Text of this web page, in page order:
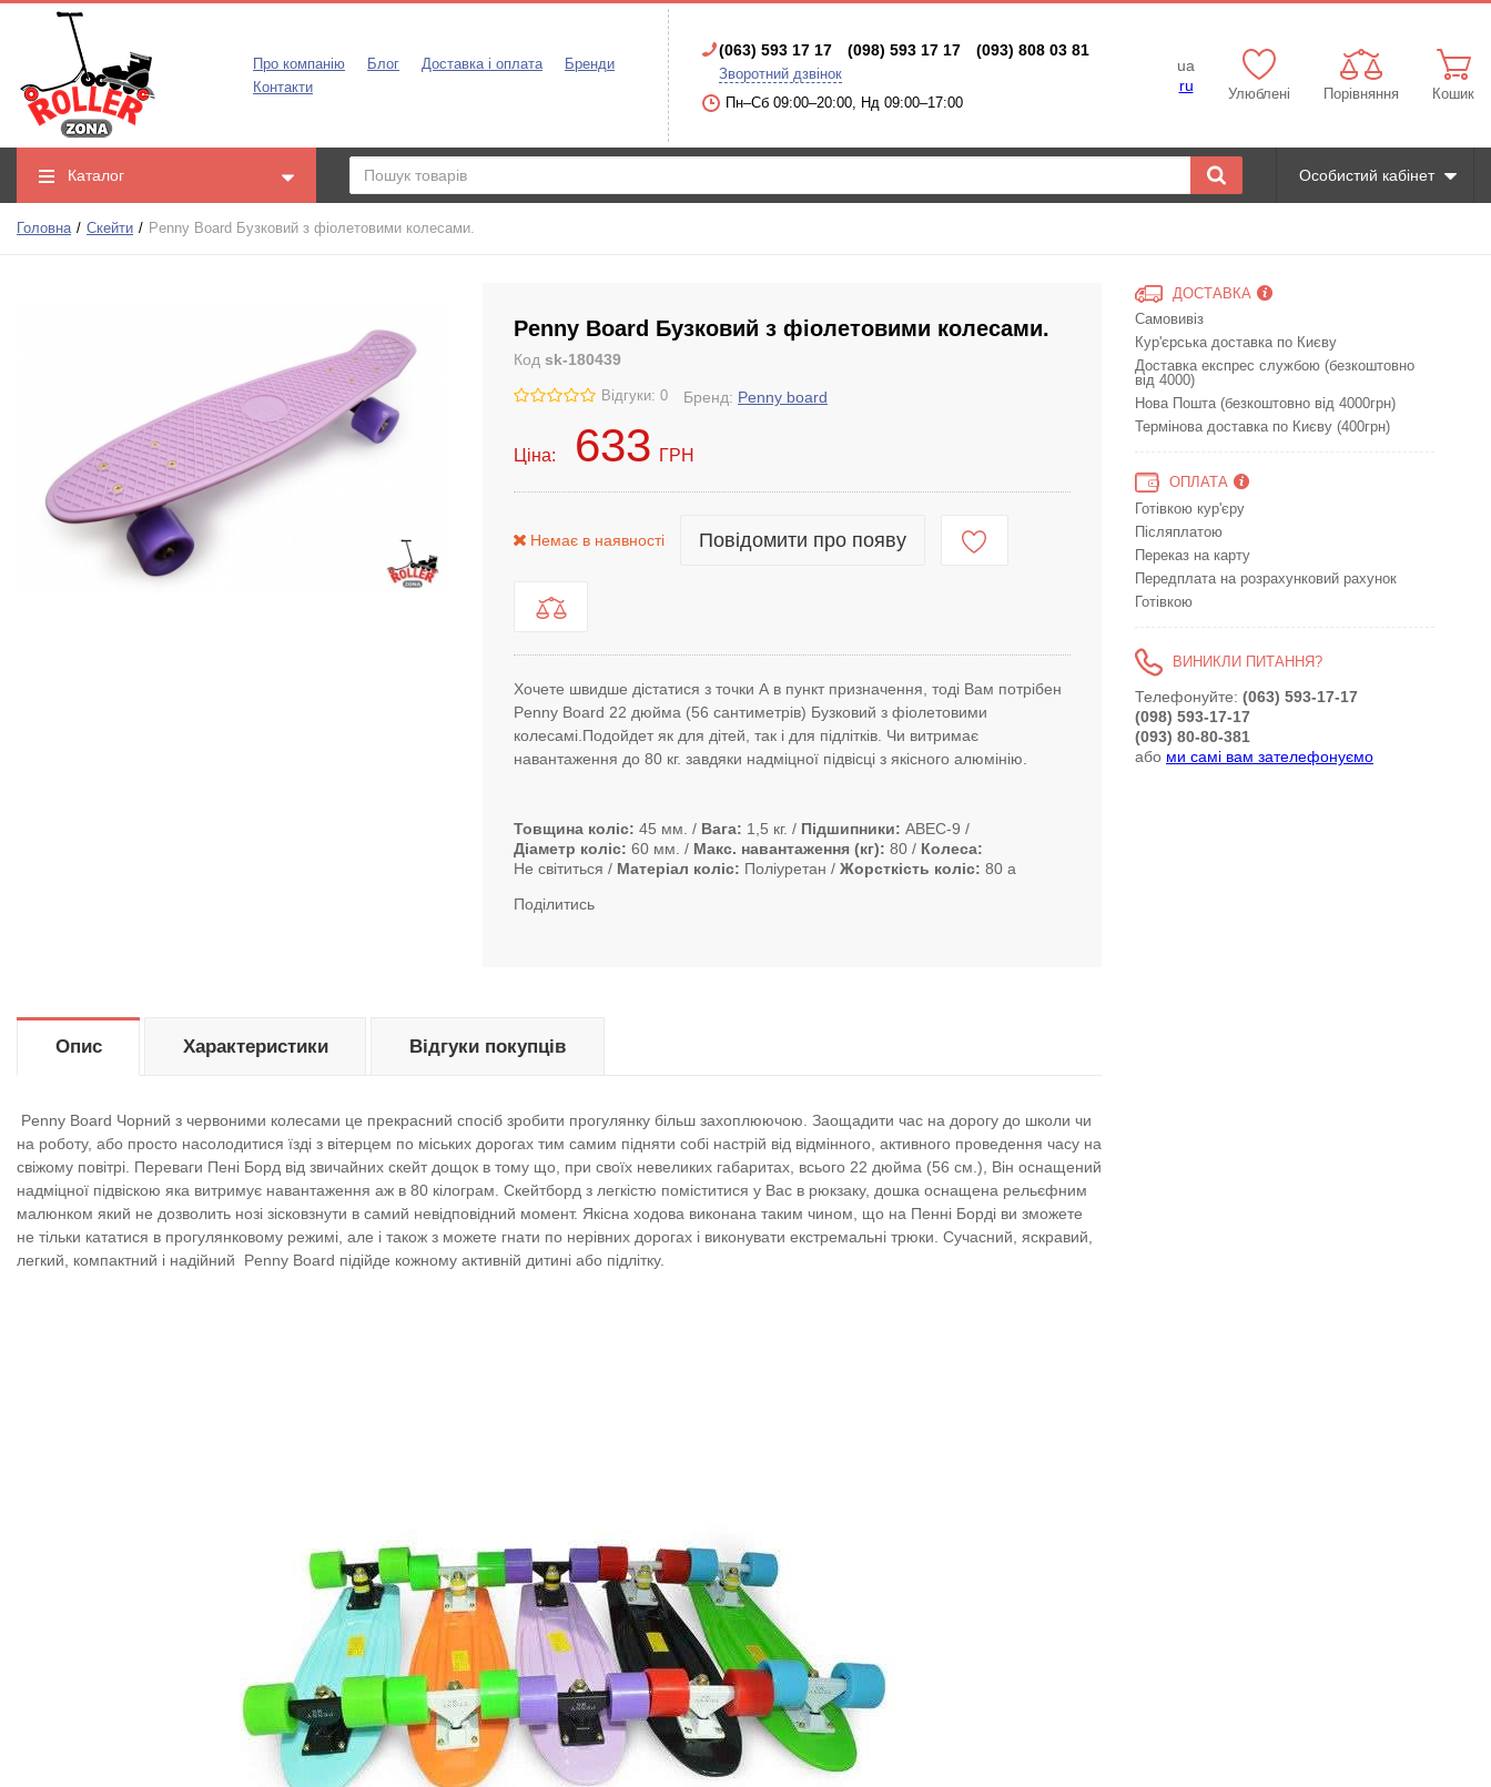
Про компанію Блог Доставка і оплата
Бренди
Контакти
(063) 593 17 17 (098) 593 17 17 (093) 808 03 81
Зворотний дзвінок
Пн–Сб 09:00–20:00, Нд 09:00–17:00
ua
ru
Улюблені Порівняння Кошик
Каталог Особистий кабінет
Головна Скейти Penny Board Бузковий з фіолетовими колесами.
Penny Board Бузковий з фіолетовими колесами.
Код sk-180439
Відгуки: 0 Бренд: Penny board
Ціна: 633 ГРН
Немає в наявності Повідомити про появу
Хочете швидше дістатися з точки А в пункт призначення, тоді Вам потрібен
Penny Board 22 дюйма (56 сантиметрів) Бузковий з фіолетовими
колесамі.Подойдет як для дітей, так і для підлітків. Чи витримає
навантаження до 80 кг. завдяки надміцної підвісці з якісного алюмінію.
Товщина коліс 45 мм. Вага 1,5 кг. Підшипники
ABEC-9
Діаметр коліс 60 мм. Макс. навантаження (кг) 80
Колеса
Не світиться
Матеріал коліс Поліуретан Жорсткість коліс 80 a
Поділитись
Опис
Penny Board Чорний з червоними колесами це прекрасний спосіб зробити прогулянку більш захоплюючою. Заощадити час на дорогу до школи чи
на роботу, або просто насолодитися їзді з вітерцем по міських дорогах тим самим підняти собі настрій від відмінного, активного проведення часу на
свіжому повітрі. Переваги Пені Борд від звичайних скейт дощок в тому що, при своїх невеликих габаритах, всього 22 дюйма (56 см.), Він оснащений
надміцної підвіскою яка витримує навантаження аж в 80 кілограм. Скейтборд з легкістю поміститися у Вас в рюкзаку, дошка оснащена рельєфним
малюнком який не дозволить нозі зісковзнути в самий невідповідний момент. Якісна ходова виконана таким чином, що на Пенні Борді ви зможете
не тільки кататися в прогулянковому режимі, але і також з можете гнати по нерівних дорогах і виконувати екстремальні трюки. Сучасний, яскравий,
легкий, компактний і надійний Penny Board підійде кожному активній дитині або підлітку.
Характеристики Відгуки покупців
ДОСТАВКА
Самовивіз
Кур'єрська доставка по Києву
Доставка експрес службою (безкоштовно
від 4000)
Нова Пошта (безкоштовно від 4000грн)
Термінова доставка по Києву (400грн)
ОПЛАТА
Готівкою кур'єру
Післяплатою
Переказ на карту
Передплата на розрахунковий рахунок
Готівкою
ВИНИКЛИ ПИТАННЯ?
Телефонуйте: (063) 593-17-17
(098) 593-17-17
(093) 80-80-381
або ми самі вам зателефонуємо